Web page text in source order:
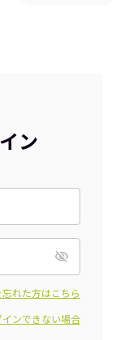
ン
れた方はこちら
インできない場合